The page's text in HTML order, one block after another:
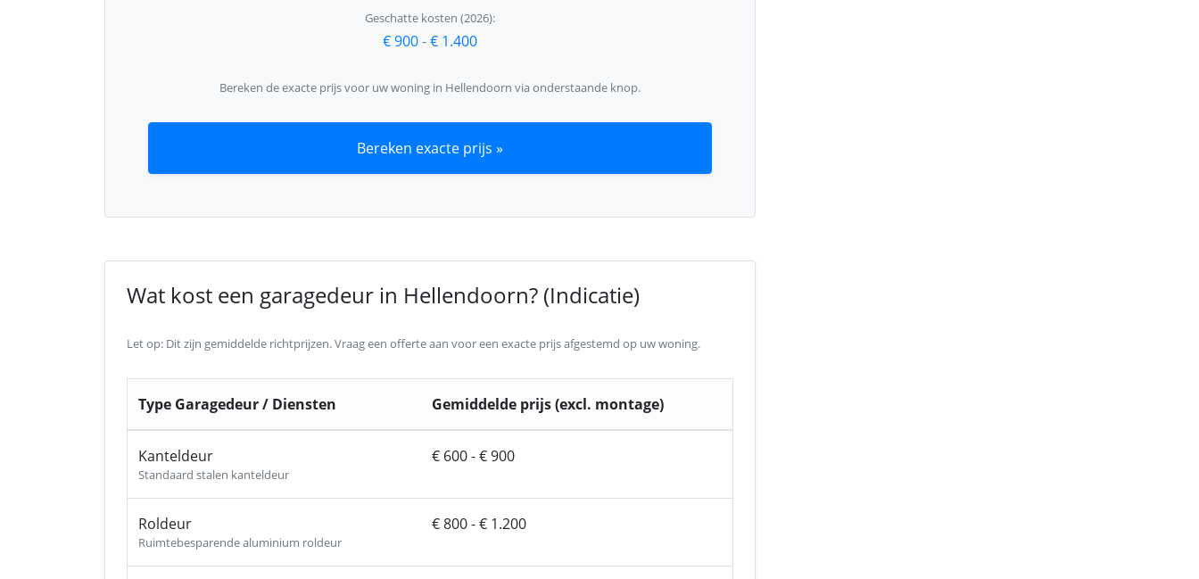
Geschatte kosten (2026):
€ 900-€ 1.400
Bereken de exacte prijs voor uw woning in Hellendoorn via onderstaande knop.
Bereken exacte prijs »
Wat kost een garagedeur in Hellendoorn? (Indicatie)
Let op: Dit zijn gemiddelde richtprijzen. Vraag een offerte aan voor een exacte prijs afgestemd op uw woning.
Type Garagedeur / Diensten Gemiddelde prijs (excl. montage)
Kanteldeur
Standaard stalen kanteldeur
€ 600 - € 900
Roldeur
Ruimtebesparende aluminium roldeur
€ 800 - € 1.200